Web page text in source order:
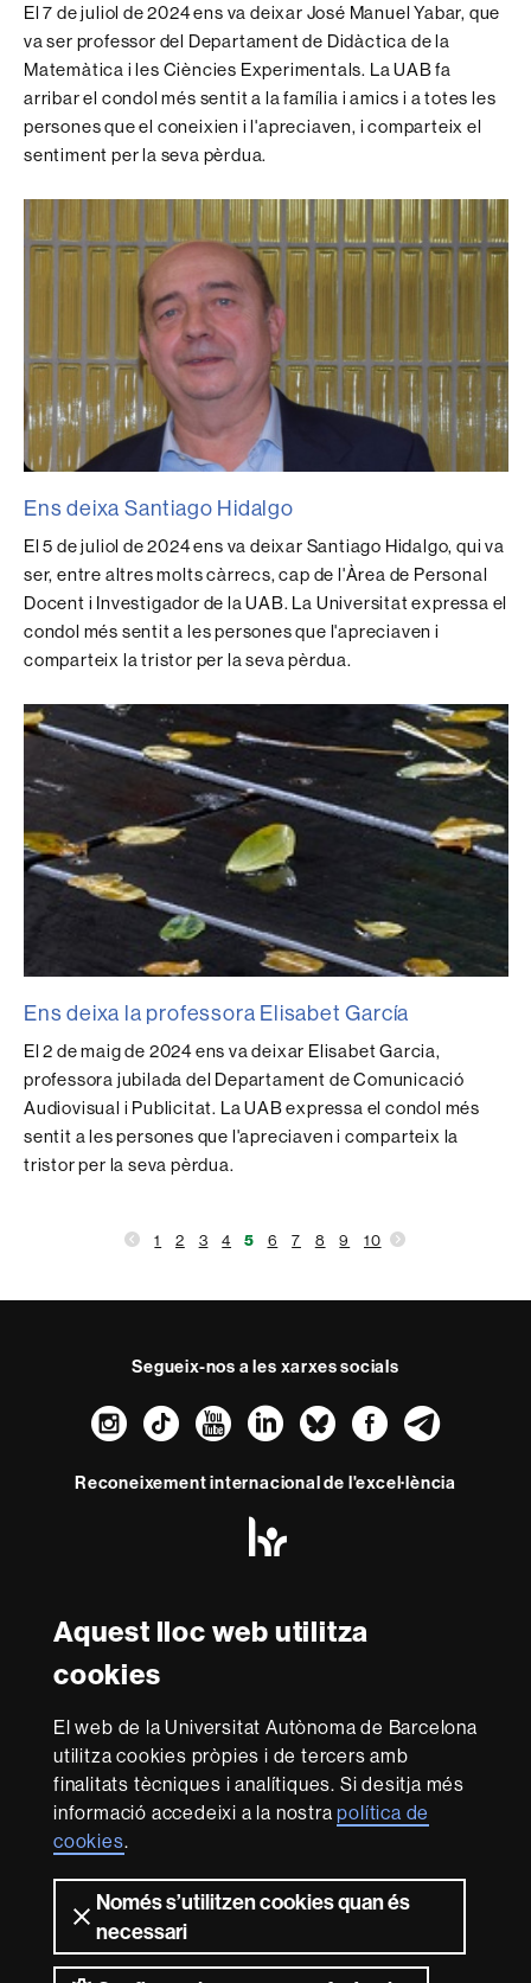
Aquest lloc web utilitza
cookies
El web de la Universitat Autònoma de Barcelona
utilitza cookies pròpies i de tercers amb
finalitats tècniques i analítiques. Si desitja més
informació accedeixi a la nostrapolítica de
cookies.
Només s’utilitzen cookies quan és
necessari
El 7 de juliol de 2024 ens va deixar José Manuel Yabar, que
va ser professor del Departament de Didàctica de la
Matemàtica i les Ciències Experimentals. La UAB fa
arribar el condol més sentit a la família i amics i a totes les
persones que el coneixien i l'apreciaven, i comparteix el
sentiment per la seva pèrdua.
Ens deixa Santiago Hidalgo
El 5 de juliol de 2024 ens va deixar Santiago Hidalgo, qui va
ser, entre altres molts càrrecs, cap de l'Àrea de Personal
Docent i Investigador de la UAB. La Universitat expressa el
condol més sentit a les persones que l'apreciaven i
comparteix la tristor per la seva pèrdua.
Ens deixa la professora Elisabet García
El 2 de maig de 2024 ens va deixar Elisabet Garcia,
professora jubilada del Departament de Comunicació
Audiovisual i Publicitat. La UAB expressa el condol més
sentit a les persones que l'apreciaven i comparteix la
tristor per la seva pèrdua.
1 2 3 4 5 6 7 8 9 10
Segueix-nos a les xarxes socials
Instagram
TikTokYouTube
LinkedIn
Bluesky
Reconeixement internacional de l'excel·lència
-
Euraxess
Amb el finançament de
Sobre
aquest
web
Avís legal Protecció de dades Sobre el
web Accessibilitat web Mapa del web UAB
docència de qualitat i excel·lència, diversificada,
multidisciplinària i flexible, ajustada a les necessitats de
la societat i adaptada als nous models de l'Europa del
coneixement. La UAB és reconeguda internacionalment